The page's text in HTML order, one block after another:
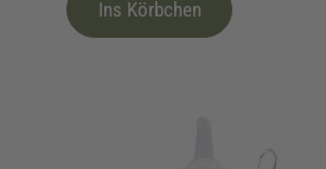
Ins Körbchen